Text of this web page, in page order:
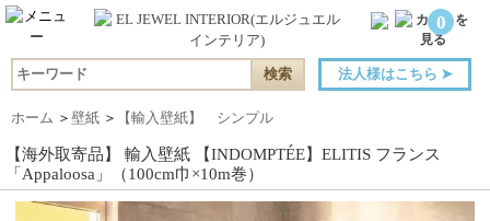
0
法人様はこちら ➤
ホーム ＞ 壁紙 ＞ 【輸入壁紙】 シンプル
【海外取寄品】 輸入壁紙 【INDOMPTÉE】ELITIS フランス
「Appaloosa」（100cm巾×10m巻）